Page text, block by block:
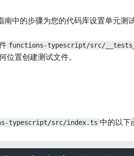
南中的步骤为您的代码库设置单元测
functions-typescript/src/
位置创建测试文件。
typescript/src/index.ts 中的以下